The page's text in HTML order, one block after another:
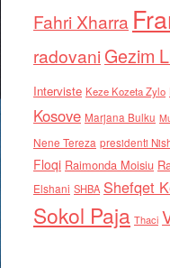
Fahri Xharra
radovaniGezim
Interviste Keze Kozeta Zylo
Kosove Marjana Bulku
Nene Tereza presidenti
Floqi Raimonda Moisiu
Elshani SHBA Shefqet
Sokol Paja Thaci